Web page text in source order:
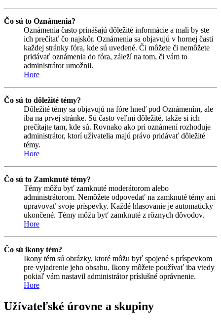
Čo sú to Oznámenia?
Oznámenia často prinášajú dôležité informácie a mali by ste
ich prečítať čo najskôr. Oznámenia sa objavujú v hornej časti
každej stránky fóra, kde sú uvedené. Či môžete či nemôžete
pridávať oznámenia do fóra, záleží na tom, či vám to
administrátor umožnil.
Hore
Čo sú to dôležité témy?
Dôležité témy sa objavujú na fóre hneď pod Oznámením, ale
iba na prvej stránke. Sú často veľmi dôležité, takže si ich
prečítajte tam, kde sú. Rovnako ako pri oznámení rozhoduje
administrátor, ktorí užívatelia majú právo pridávať dôležité
témy.
Hore
Čo sú to Zamknuté témy?
Témy môžu byť zamknuté moderátorom alebo
administrátorom. Nemôžete odpovedať na zamknuté témy ani
upravovať svoje príspevky. Každé hlasovanie je automaticky
ukončené. Témy môžu byť zamknuté z rôznych dôvodov.
Hore
Čo sú ikony tém?
Ikony tém sú obrázky, ktoré môžu byť spojené s príspevkom
pre vyjadrenie jeho obsahu. Ikony môžete používať iba vtedy
pokiaľ vám nastavil administrátor príslušné oprávnenie.
Hore
Užívateľské úrovne a skupiny